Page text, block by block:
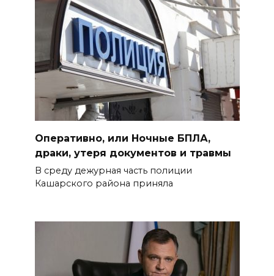
Оперативно, или Ночные БПЛА,
драки, утеря документов и травмы
В среду дежурная часть полиции
Кашарского района приняла